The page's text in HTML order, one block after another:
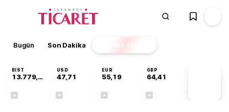
Bugün Son Dakika Finans EKSTRA
BIST
13.779,39
USD
47,71
EUR
55,19
GBP
64,41